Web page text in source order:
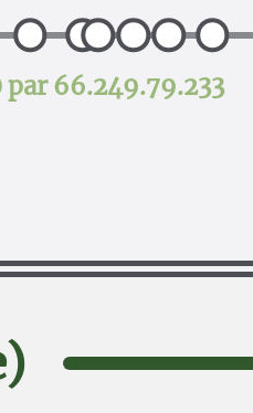
par 66.249.79.233